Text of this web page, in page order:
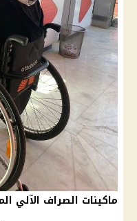
ماكينات الصراف الآلي